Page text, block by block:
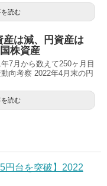
読む
産は減、円資産は
株資産
7月から数えて250ヶ月目
向考察 2022年4月末の円
読む
円台を突破】2022